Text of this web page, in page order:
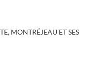
MONTRÉJEAU ET SES